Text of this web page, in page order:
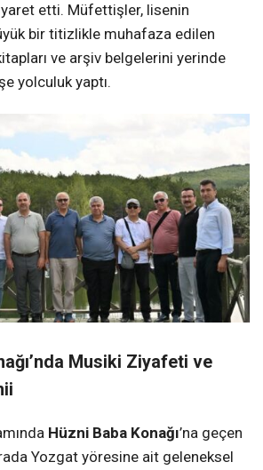
etti. Müfettişler, lisenin
bir titizlikle muhafaza edilen
ve arşiv belgelerini yerinde
yolculuk yaptı.
Musiki Ziyafeti ve
Hüzni Baba Konağı’na geçen
Yozgat yöresine ait geleneksel